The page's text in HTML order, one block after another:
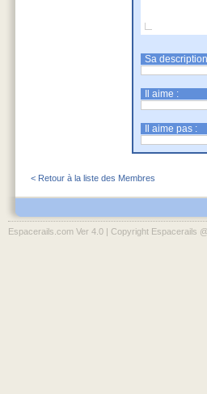
Sa
Il aime :
Il aime pas :
< Retour à la liste des Membres
Espacerails.com Ver 4.0 | Copyright Espacerails